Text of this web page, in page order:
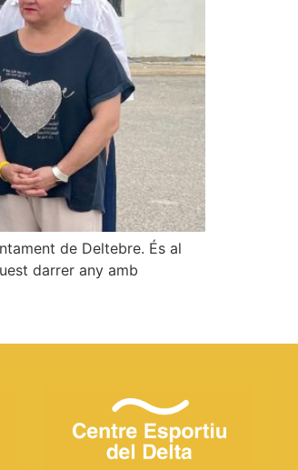
de Deltebre. És al
darrer any amb